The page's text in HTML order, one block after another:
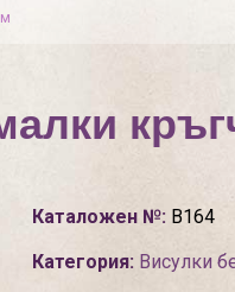
Каталожен №:В164
Категория: Висулки